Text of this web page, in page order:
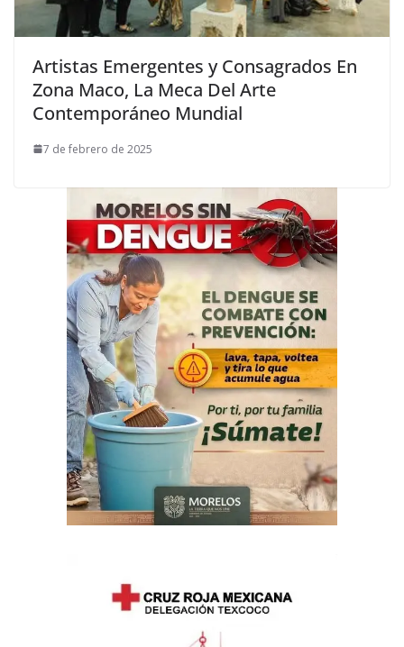
Artistas Emergentes y Consagrados En
Zona Maco, La Meca Del Arte
Contemporáneo Mundial
7 de febrero de 2025